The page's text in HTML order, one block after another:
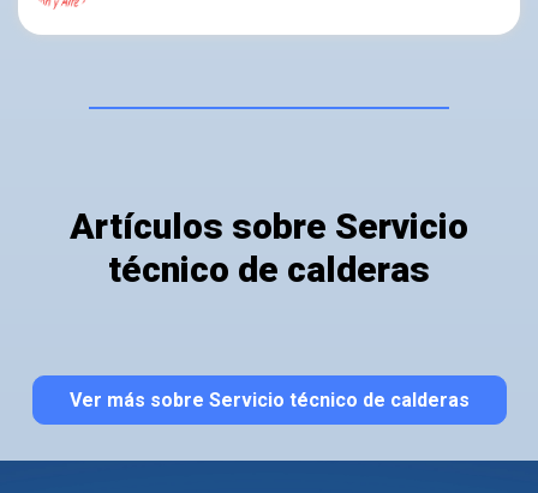
Artículos sobre Servicio
técnico de calderas
Ver más sobre Servicio técnico de calderas